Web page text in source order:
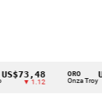
ORO
Onza Troy ▲